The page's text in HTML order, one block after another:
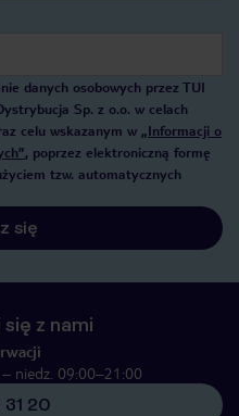
danych osobowych przez TUI
Sp. z o.o. w celach
celu wskazanym w „Informacji o
, poprzez elektroniczną formę
tzw. automatycznych
się
z nami
niedz. 09:00–21:00
20